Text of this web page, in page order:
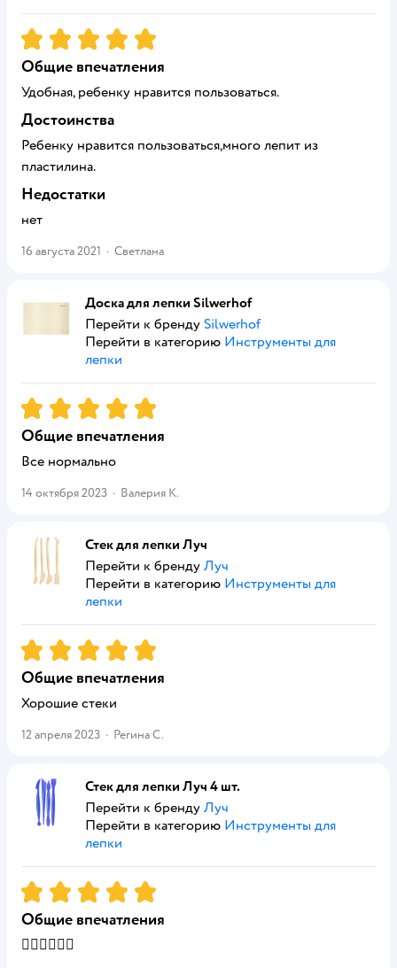
Рейтинг:5
Общие впечатления
Удобная, ребенку нравится пользоваться.
Достоинства
Ребенку нравится пользоваться,много лепит из
пластилина.
Недостатки
нет
16 августа 2021 · Светлана
Доска для лепки Silwerhof
Перейти к бренду Silwerhof
Перейти в категорию Инструменты для
лепки
Рейтинг:5
Общие впечатления
Все нормально
14 октября 2023 · Валерия К.
Стек для лепки Луч
Перейти к бренду Луч
Перейти в категорию Инструменты для
лепки
Рейтинг:5
Общие впечатления
Хорошие стеки
12 апреля 2023 · Регина С.
Стек для лепки Луч 4 шт.
Перейти к бренду Луч
Перейти в категорию Инструменты для
лепки
Рейтинг:5
Общие впечатления
👍🏻👍🏻👍🏻